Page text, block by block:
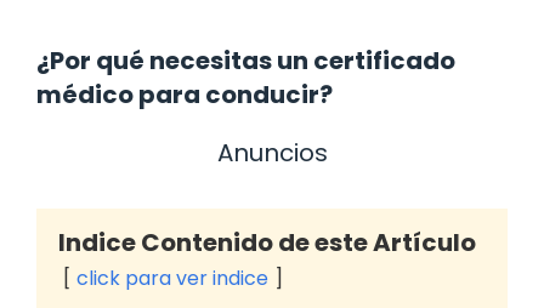
¿Por qué necesitas un certificado
médico para conducir?
Anuncios
Indice Contenido de este Artículo
click para ver indice